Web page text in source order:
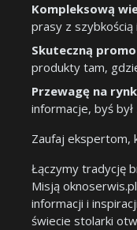
Kompleksową
prasy z szybkością
Skuteczną
produkty tam,
Przewagę na
informacje, byś
Zaufaj ekspertom,
Łączymy tradycję
Misją
informacji i
świecie stolarki